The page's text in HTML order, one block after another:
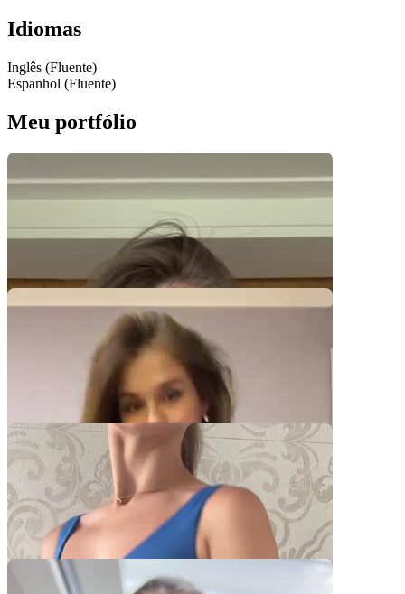
Idiomas
Inglês (Fluente)
Espanhol (Fluente)
Meu portfólio